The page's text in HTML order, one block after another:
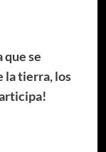
que se
la tierra, los